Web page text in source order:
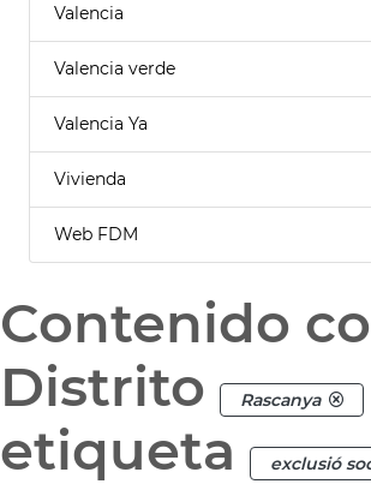
Valencia
Valencia verde
Valencia Ya
Vivienda
Web FDM
Contenido
Distrito
Rascanya
etiqueta
exclusió